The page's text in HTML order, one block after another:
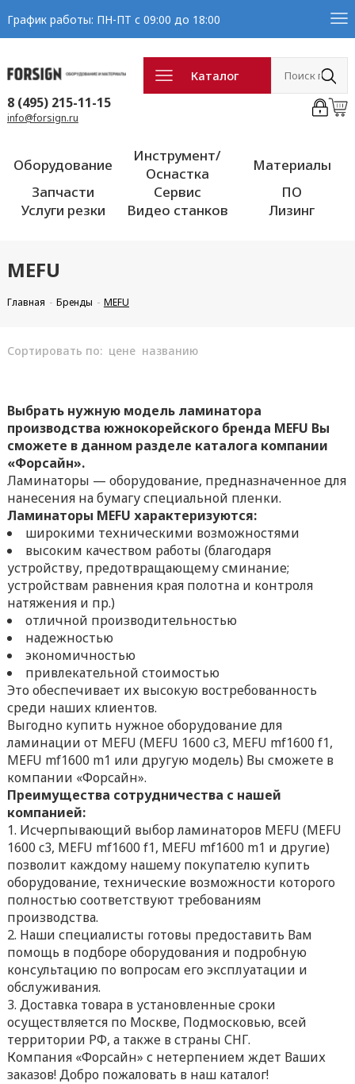
График работы: ПН-ПТ с 09:00 до 18:00
Каталог
8 (495) 215-11-15
info@forsign.ru
Оборудование
Инструмент/
Оснастка
Материалы
Запчасти
Сервис
ПО
Услуги резки
Видео станков Лизинг
MEFU
Главная Бренды MEFU
Сортировать по: цене названию
Выбрать нужную модель ламинатора
производства южнокорейского бренда MEFU Вы
сможете в данном разделе каталога компании
«Форсайн».
Ламинаторы — оборудование, предназначенное для
нанесения на бумагу специальной пленки.
Ламинаторы MEFU характеризуются:
широкими техническими возможностями
высоким качеством работы (благодаря
устройству, предотвращающему сминание;
устройствам равнения края полотна и контроля
натяжения и пр.)
отличной производительностью
надежностью
экономичностью
привлекательной стоимостью
Это обеспечивает их высокую востребованность
среди наших клиентов.
Выгодно купить нужное оборудование для
ламинации от MEFU (MEFU 1600 c3, MEFU mf1600 f1,
MEFU mf1600 m1 или другую модель) Вы сможете в
компании «Форсайн».
Преимущества сотрудничества с нашей
компанией:
Исчерпывающий выбор ламинаторов MEFU (MEFU
1600 c3, MEFU mf1600 f1, MEFU mf1600 m1 и другие)
позволит каждому нашему покупателю купить
оборудование, технические возможности которого
полностью соответствуют требованиям
производства.
Наши специалисты готовы предоставить Вам
помощь в подборе оборудования и подробную
консультацию по вопросам его эксплуатации и
обслуживания.
Доставка товара в установленные сроки
осуществляется по Москве, Подмосковью, всей
территории РФ, а также в страны СНГ.
Компания «Форсайн» с нетерпением ждет Ваших
заказов! Добро пожаловать в наш каталог!